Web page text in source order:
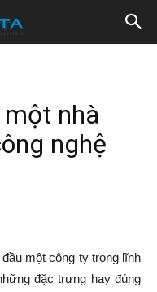
nhà
nghệ
một công ty trong lĩnh
đặc trưng hay đúng